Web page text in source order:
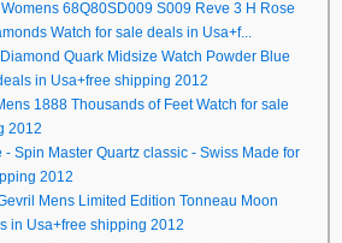
68Q80SD009 S009 Reve 3 H Rose
Watch for sale deals in Usa+f...
Quark Midsize Watch Powder Blue
in Usa+free shipping 2012
1888 Thousands of Feet Watch for sale
2012
Spin Master Quartz classic - Swiss Made for
2012
Mens Limited Edition Tonneau Moon
in Usa+free shipping 2012